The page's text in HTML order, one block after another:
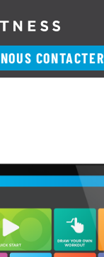
NOUS CONTACTER